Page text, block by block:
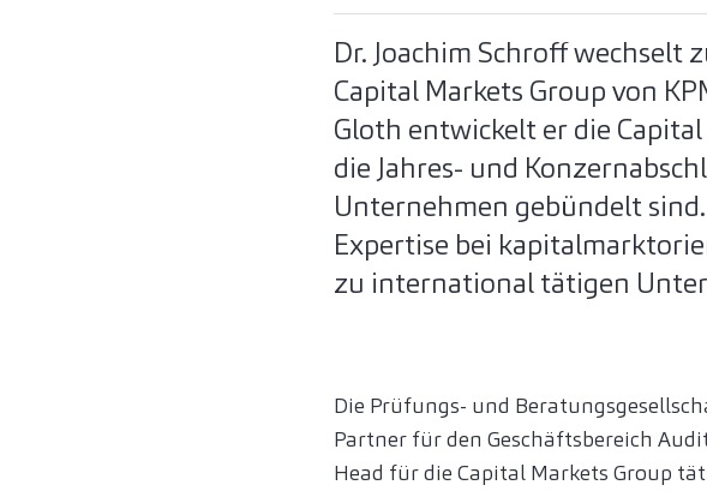
Dr. Joachim Schroff wechselt
Capital Markets Group von
Gloth entwickelt er die
die Jahres- und
Unternehmen gebündelt
Expertise bei
zu international tätigen
Die Prüfungs- und
Partner für den Geschäftsbereich
Head für die Capital Markets Group